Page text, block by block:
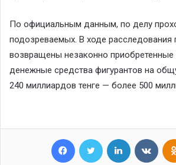
По официальным данным, по делу
подозреваемых. В ходе расследования
возвращены незаконно приобретенные
денежные средства фигурантов на
240 миллиардов тенге — более 500
Facebook Twitter LinkedIn